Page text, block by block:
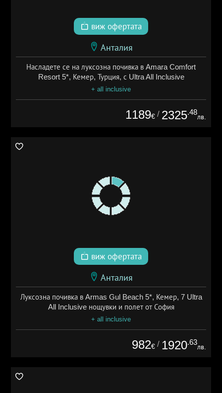
виж офертата
Анталия
Насладете се на луксозна почивка в Amara Comfort
Resort 5*, Кемер, Турция, с Ultra All Inclusive
+ all inclusive
1189€ / 2325.48
лв.
виж офертата
Анталия
Луксозна почивка в Armas Gul Beach 5*, Кемер, 7 Ultra
All Inclusive нощувки и полет от София
+ all inclusive
982€ / 1920.63
лв.